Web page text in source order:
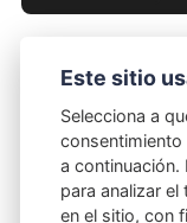
perder
03/02/2022
Este sitio
Selecciona a
consentimiento
a
para analizar
en el sitio, con